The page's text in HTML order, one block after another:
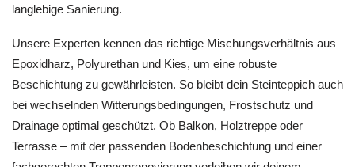
langlebige Sanierung.
Unsere Experten kennen das richtige Mischungsverhältnis aus
Epoxidharz, Polyurethan und Kies, um eine robuste
Beschichtung zu gewährleisten. So bleibt dein Steinteppich auch
bei wechselnden Witterungsbedingungen, Frostschutz und
Drainage optimal geschützt. Ob Balkon, Holztreppe oder
Terrasse – mit der passenden Bodenbeschichtung und einer